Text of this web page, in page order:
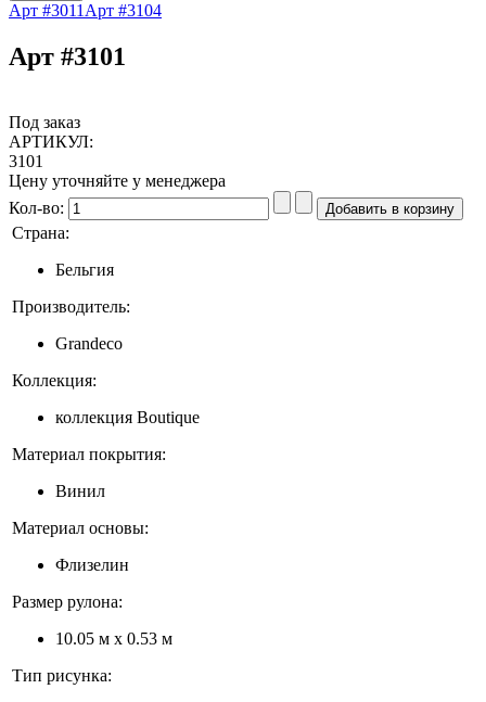
Арт #3011 Арт #3104
Арт #3101
Под заказ
АРТИКУЛ:
3101
Цену уточняйте у менеджера
Кол-во:
Страна:
Бельгия
Производитель:
Grandeco
Коллекция:
коллекция Boutique
Материал покрытия:
Винил
Материал основы:
Флизелин
Размер рулона:
10.05 м x 0.53 м
Тип рисунка: